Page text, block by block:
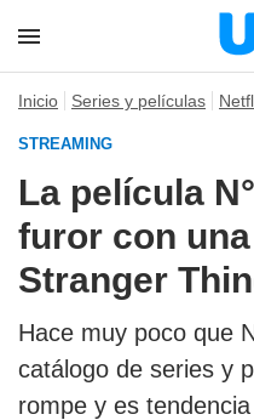
Inicio Series y películas
STREAMING
La película
furor con
Stranger
Hace muy poco que
catálogo de series y
rompe y es